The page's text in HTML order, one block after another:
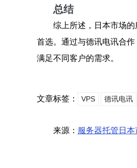
总结
综上所述，日本市场
首选。通过与德讯电讯合
满足不同客户的需求。
文章标签： VPS 德讯电讯
来源： 服务器托管日